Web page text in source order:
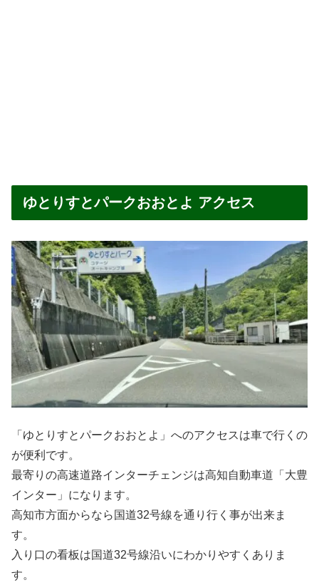
ゆとりすとパークおおとよ アクセス
「ゆとりすとパークおおとよ」へのアクセスは車で行くの
が便利です。
最寄りの高速道路インターチェンジは高知自動車道「大豊
インター」になります。
高知市方面からなら国道32号線を通り行く事が出来ま
す。
入り口の看板は国道32号線沿いにわかりやすくありま
す。